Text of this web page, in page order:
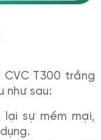
T300 trắng
như sau:
lại sự mềm mại,